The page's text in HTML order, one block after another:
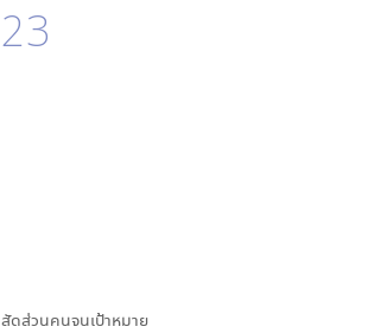
23
สัดส่วนคนจนเป้าหมาย